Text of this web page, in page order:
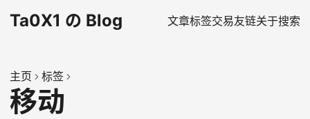
Ta0X1 の Blog 文章标签交易友链关于搜索
主页 标签
移动